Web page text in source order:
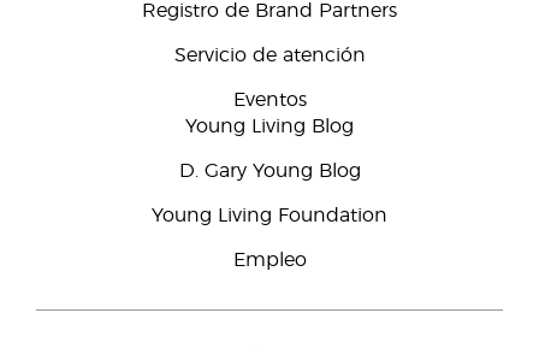
Registro de Brand Partners
Servicio de atención
Eventos
Young Living Blog
D. Gary Young Blog
Young Living Foundation
Empleo